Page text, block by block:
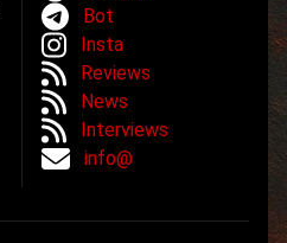
Bot
Insta
Reviews
News
Interviews
info@